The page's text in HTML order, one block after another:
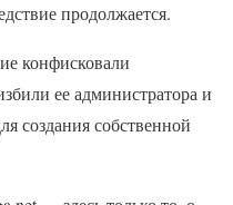
продолжается.
конфисковали
ее администратора и
создания собственной